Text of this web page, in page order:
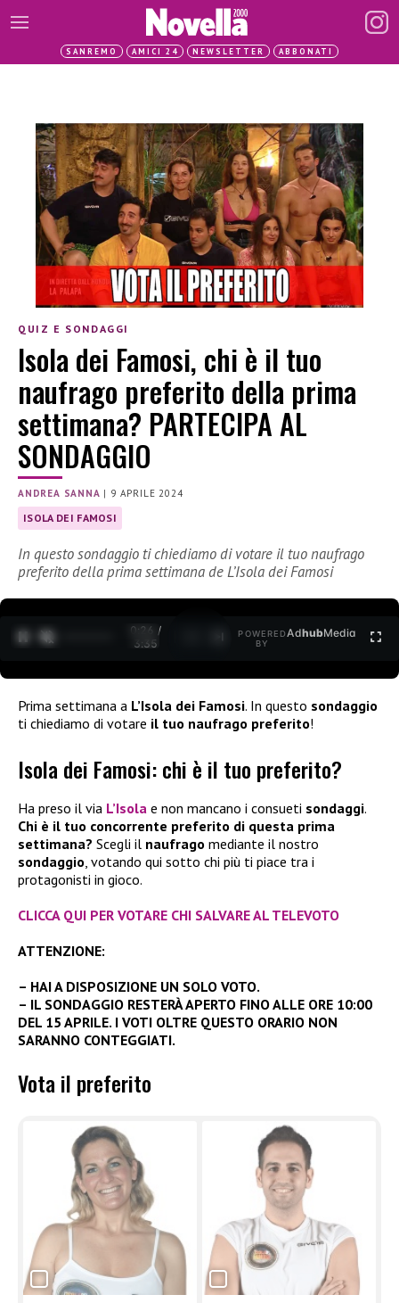
SANREMO AMICI 24 NEWSLETTER ABBONATI
QUIZ E SONDAGGI
Isola dei Famosi, chi è il tuo
naufrago preferito della prima
settimana? PARTECIPA AL
SONDAGGIO
ANDREA SANNA | 9 APRILE 2024
ISOLA DEI FAMOSI
In questo sondaggio ti chiediamo di votare il tuo naufrago
preferito della prima settimana de L’Isola dei Famosi
0:27 /
3:35
POWERED
BY
AdhubMedia
Prima settimana a L’Isola dei Famosi. In questo sondaggio
ti chiediamo di votare il tuo naufrago preferito!
Isola dei Famosi: chi è il tuo preferito?
Ha preso il via L’Isola e non mancano i consueti sondaggi.
Chi è il tuo concorrente preferito di questa prima
settimana? Scegli il naufrago mediante il nostro
sondaggio , votando qui sotto chi più ti piace tra i
protagonisti in gioco.
CLICCA QUI PER VOTARE CHI SALVARE AL TELEVOTO
ATTENZIONE:
– HAI A DISPOSIZIONE UN SOLO VOTO.
– IL SONDAGGIO RESTERÀ APERTO FINO ALLE ORE 10:00
DEL 15 APRILE. I VOTI OLTRE QUESTO ORARIO NON
SARANNO CONTEGGIATI.
Vota il preferito